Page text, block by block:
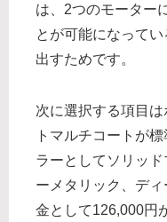
は、2つのモーター
とが可能になって
出すためです。
次に選択する項目
トマルチコートが
ラーとしてソリッ
ーメタリック、デ
金として126,000円